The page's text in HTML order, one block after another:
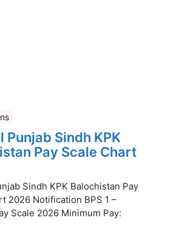
Punjab Sindh KPK
Pay Scale Chart
Sindh KPK Balochistan Pay
2026 Notification BPS 1 –
Scale 2026 Minimum Pay: